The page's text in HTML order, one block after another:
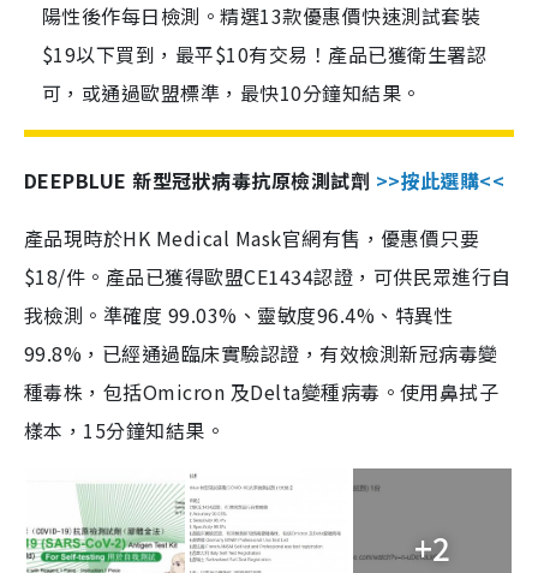
陽性後作每日檢測。精選13款優惠價快速測試套裝
$19以下買到，最平$10有交易！產品已獲衛生署認
可，或通過歐盟標準，最快10分鐘知結果。
DEEPBLUE 新型冠狀病毒抗原檢測試劑 >>按此選購<<
產品現時於HK Medical Mask官網有售，優惠價只要
$18/件。產品已獲得歐盟CE1434認證，可供民眾進行自
我檢測。準確度 99.03%、靈敏度96.4%、特異性
99.8%，已經通過臨床實驗認證，有效檢測新冠病毒變
種毒株，包括Omicron 及Delta變種病毒。使用鼻拭子
樣本，15分鐘知結果。
+2